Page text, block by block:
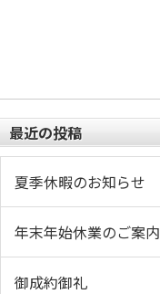
最近の投稿
夏季休暇のお知らせ
年末年始休業のご案内
御成約御礼